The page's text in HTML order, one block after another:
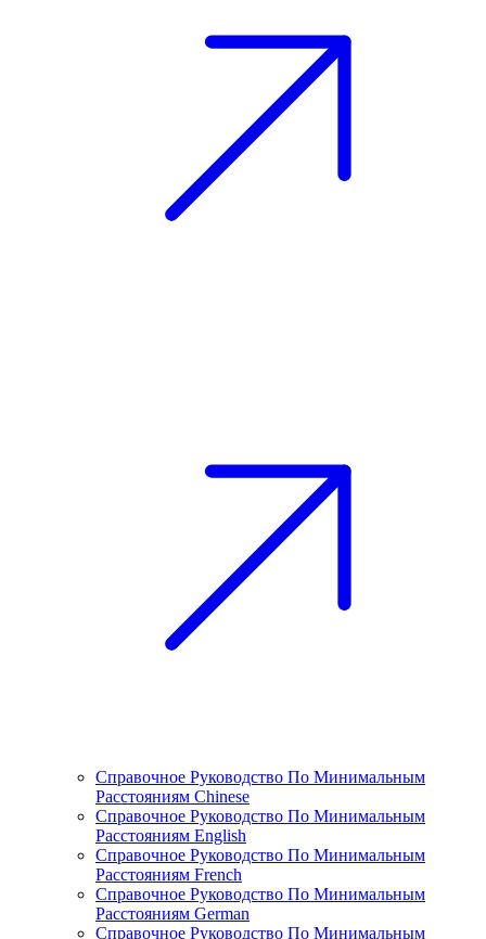
Справочное Руководство По Минимальным
Расстояниям Chinese
Справочное Руководство По Минимальным
Расстояниям English
Справочное Руководство По Минимальным
Расстояниям French
Справочное Руководство По Минимальным
Расстояниям German
Справочное Руководство По Минимальным